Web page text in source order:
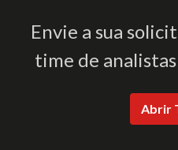
Envie a sua
time de
Abrir